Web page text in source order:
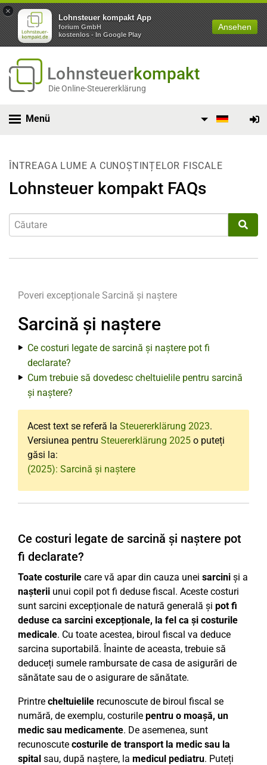
×
Lohnsteuer kompakt App
forium GmbH
kostenlos - In Google Play
Ansehen
Lohnsteuerkompakt
Die Online-Steuererklärung
Menü
ÎNTREAGA LUME A CUNOȘTINȚELOR FISCALE
Lohnsteuer kompakt FAQs
Poveri excepționale Sarcină și naștere
Sarcină și naștere
Ce costuri legate de sarcină și naștere pot fi
declarate?
Cum trebuie să dovedesc cheltuielile pentru sarcină
și naștere?
Acest text se referă la Steuererklärung 2023.
Versiunea pentru Steuererklärung 2025 o puteți
găsi la:
(2025): Sarcină și naștere
Ce costuri legate de sarcină și naștere pot
fi declarate?
Toate costurile care vă apar din cauza unei sarcini și a
nașterii unui copil pot fi deduse fiscal. Aceste costuri
sunt sarcini excepționale de natură generală și pot fi
deduse ca sarcini excepționale, la fel ca și costurile
medicale. Cu toate acestea, biroul fiscal va deduce
sarcina suportabilă. Înainte de aceasta, trebuie să
deduceți sumele rambursate de casa de asigurări de
sănătate sau de o asigurare de sănătate.
Printre cheltuielile recunoscute de biroul fiscal se
numără, de exemplu, costurile pentru o moașă, un
medic sau medicamente. De asemenea, sunt
recunoscute costurile de transport la medic sau la
spital sau, după naștere, la medicul pediatru. Puteți